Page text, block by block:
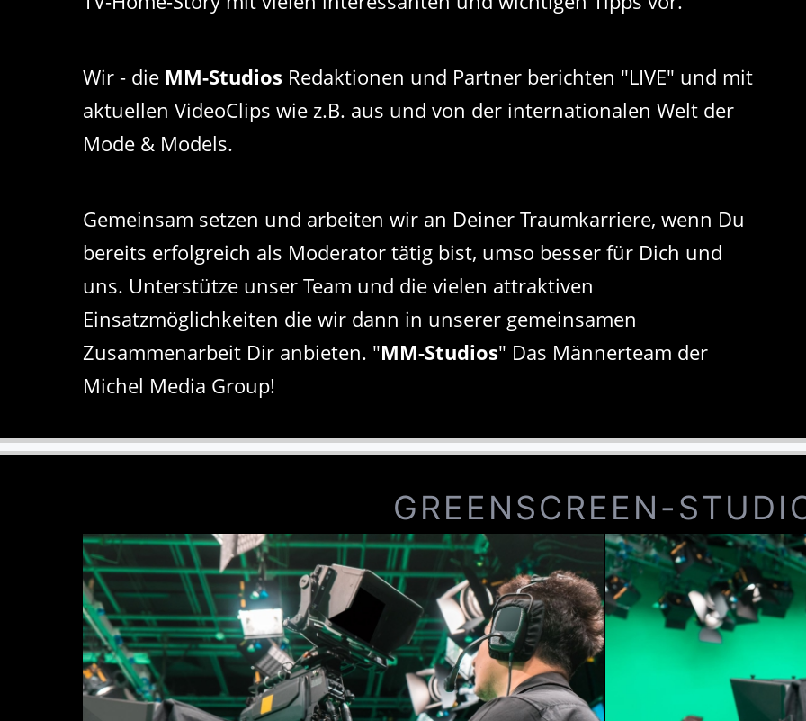
Wir - die MM-Studios Redaktionen und Partner berichten "LIVE" und mit
aktuellen VideoClips wie z.B. aus und von der internationalen Welt der
Mode & Models.
Gemeinsam setzen und arbeiten wir an Deiner Traumkarriere, wenn Du
bereits erfolgreich als Moderator tätig bist, umso besser für Dich und
uns. Unterstütze unser Team und die vielen attraktiven
Einsatzmöglichkeiten die wir dann in unserer gemeinsamen
Zusammenarbeit Dir anbieten. "MM-Studios" Das Männerteam der
Michel Media Group!
GREENSCREEN-